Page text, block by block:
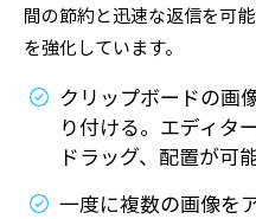
間の節約と迅速な返信を可
を強化しています。
クリップボードの画
り付ける。エディタ
ドラッグ、配置が可能
一度に複数の画像を